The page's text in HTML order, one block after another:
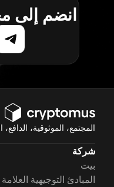
انضم إلى
المجتمع، الموثوقية، الدافع،
شركة
بيت
المبادئ التوجيهية العلامة